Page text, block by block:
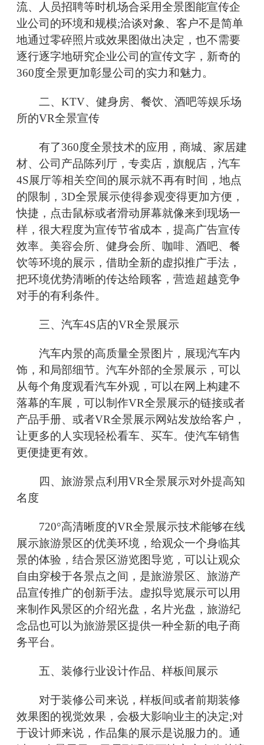
流、人员招聘等时机场合采用全景图能宣传企
业公司的环境和规模;洽谈对象、客户不是简单
地通过零碎照片或效果图做出决定，也不需要
逐行逐字地研究企业公司的宣传文字，新奇的
360度全景更加彰显公司的实力和魅力。
二、KTV、健身房、餐饮、酒吧等娱乐场
所的VR全景宣传
有了360度全景技术的应用，商城、家居建
材、公司产品陈列厅，专卖店，旗舰店，汽车
4S展厅等相关空间的展示就不再有时间，地点
的限制，3D全景展示使得参观变得更加方便，
快捷，点击鼠标或者滑动屏幕就像来到现场一
样，很大程度为宣传节省成本，提高广告宣传
效率。美容会所、健身会所、咖啡、酒吧、餐
饮等环境的展示，借助全新的虚拟推广手法，
把环境优势清晰的传达给顾客，营造超越竞争
对手的有利条件。
三、汽车4S店的VR全景展示
汽车内景的高质量全景图片，展现汽车内
饰，和局部细节。汽车外部的全景展示，可以
从每个角度观看汽车外观，可以在网上构建不
落幕的车展，可以制作VR全景展示的链接或者
产品手册、或者VR全景展示网站发放给客户，
让更多的人实现轻松看车、买车。使汽车销售
更便捷更有效。
四、旅游景点利用VR全景展示对外提高知
名度
720°高清晰度的VR全景展示技术能够在线
展示旅游景区的优美环境，给观众一个身临其
景的体验，结合景区游览图导览，可以让观众
自由穿梭于各景点之间，是旅游景区、旅游产
品宣传推广的创新手法。虚拟导览展示可以用
来制作风景区的介绍光盘，名片光盘，旅游纪
念品也可以为旅游景区提供一种全新的电子商
务平台。
五、装修行业设计作品、样板间展示
对于装修公司来说，样板间或者前期装修
效果图的视觉效果，会极大影响业主的决定;对
于设计师来说，作品集的展示是说服力的。通